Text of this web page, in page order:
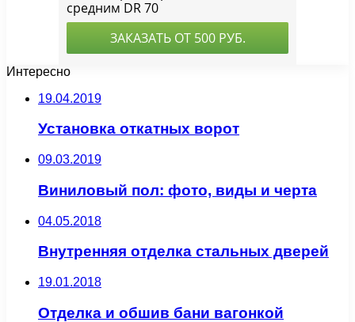
Интересно
19.04.2019
Установка откатных ворот
09.03.2019
Виниловый пол: фото, виды и черта
04.05.2018
Внутренняя отделка стальных дверей
19.01.2018
Отделка и обшив бани вагонкой